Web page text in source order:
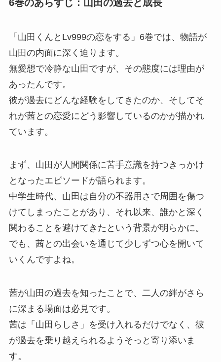
6巻のあらすじ：山田の過去と成長
「山田くんとLv999の恋をする」6巻では、物語が
山田の内面に深く迫ります。
無愛想で冷静な山田ですが、その態度には理由が
あったんです。
彼が過去にどんな経験をしてきたのか、そしてそ
れが茜との恋愛にどう影響しているのかが描かれ
ています。
まず、山田が人間関係に苦手意識を持つきっかけ
となったエピソードが語られます。
中学生時代、山田は自分の不器用さで周囲を傷つ
けてしまったことがあり、それ以来、誰かと深く
関わることを避けてきたという背景が明らかに。
でも、茜との出会いを通じて少しずつ心を開いて
いくんですよね。
茜が山田の過去を知ったことで、二人の絆がさら
に深まる場面は必見です。
茜は「山田らしさ」を受け入れるだけでなく、彼
が過去を乗り越えられるようそっと寄り添いま
す。